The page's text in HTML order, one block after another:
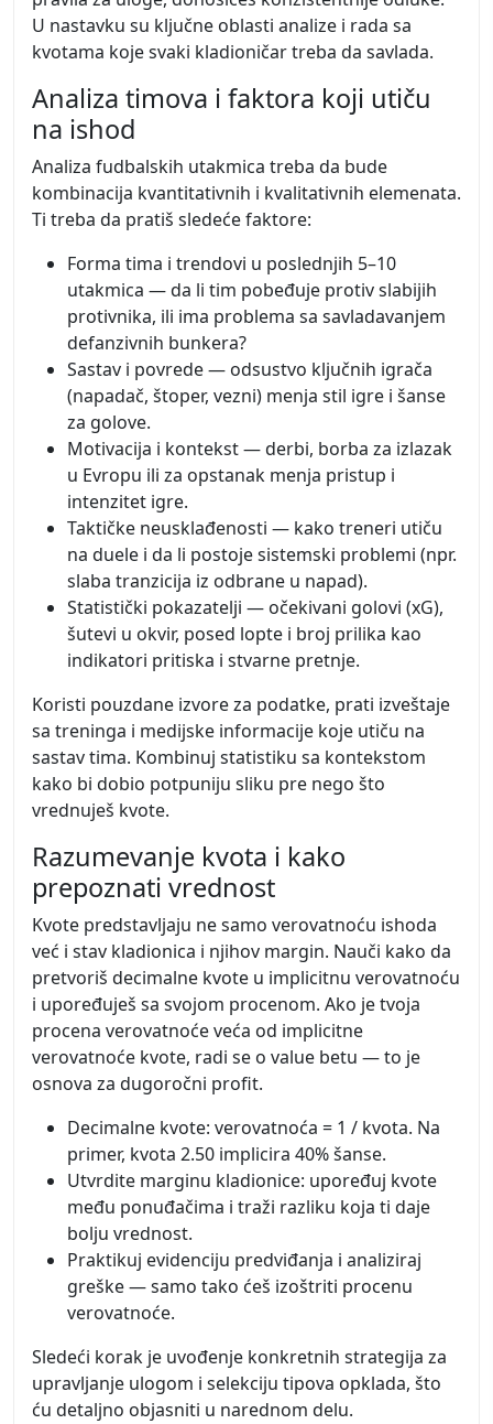
U nastavku su ključne oblasti analize i rada sa
kvotama koje svaki kladioničar treba da savlada.
Analiza timova i faktora koji utiču
na ishod
Analiza fudbalskih utakmica treba da bude
kombinacija kvantitativnih i kvalitativnih elemenata.
Ti treba da pratiš sledeće faktore:
Forma tima i trendovi u poslednjih 5–10
utakmica — da li tim pobeđuje protiv slabijih
protivnika, ili ima problema sa savladavanjem
defanzivnih bunkera?
Sastav i povrede — odsustvo ključnih igrača
(napadač, štoper, vezni) menja stil igre i šanse
za golove.
Motivacija i kontekst — derbi, borba za izlazak
u Evropu ili za opstanak menja pristup i
intenzitet igre.
Taktičke neusklađenosti — kako treneri utiču
na duele i da li postoje sistemski problemi (npr.
slaba tranzicija iz odbrane u napad).
Statistički pokazatelji — očekivani golovi (xG),
šutevi u okvir, posed lopte i broj prilika kao
indikatori pritiska i stvarne pretnje.
Koristi pouzdane izvore za podatke, prati izveštaje
sa treninga i medijske informacije koje utiču na
sastav tima. Kombinuj statistiku sa kontekstom
kako bi dobio potpuniju sliku pre nego što
vrednuješ kvote.
Razumevanje kvota i kako
prepoznati vrednost
Kvote predstavljaju ne samo verovatnoću ishoda
već i stav kladionica i njihov margin. Nauči kako da
pretvoriš decimalne kvote u implicitnu verovatnoću
i upoređuješ sa svojom procenom. Ako je tvoja
procena verovatnoće veća od implicitne
verovatnoće kvote, radi se o value betu — to je
osnova za dugoročni profit.
Decimalne kvote: verovatnoća = 1 / kvota. Na
primer, kvota 2.50 implicira 40% šanse.
Utvrdite marginu kladionice: upoređuj kvote
među ponuđačima i traži razliku koja ti daje
bolju vrednost.
Praktikuj evidenciju predviđanja i analiziraj
greške — samo tako ćeš izoštriti procenu
verovatnoće.
Sledeći korak je uvođenje konkretnih strategija za
upravljanje ulogom i selekciju tipova opklada, što
ću detaljno objasniti u narednom delu.